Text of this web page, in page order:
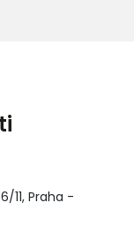
11, Praha -